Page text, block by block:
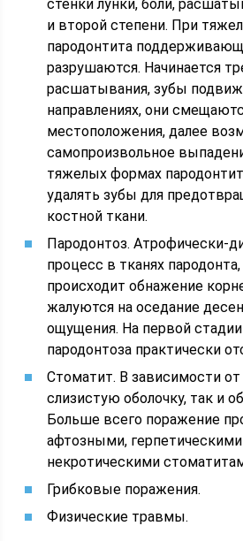
стенки лунки, боли,
и второй степени. При
пародонтита
разрушаются. Начинается
расшатывания, зубы
направлениях, они
местоположения, далее
самопроизвольное
тяжелых формах
удалять зубы для
костной ткани.
Пародонтоз. Атрофически-
процесс в тканях
происходит обнажение
жалуются на оседание
ощущения. На первой
пародонтоза практически
Стоматит. В зависимости
слизистую оболочку, так и
Больше всего поражение
афтозными,
некротическими
Грибковые поражения.
Физические травмы.